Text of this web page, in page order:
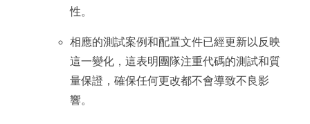
性。
相應的測試案例和配置文件已經更新以反映
這一變化，這表明團隊注重代碼的測試和質
量保證，確保任何更改都不會導致不良影
響。